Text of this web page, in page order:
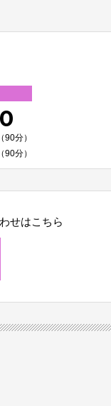
分）
分）
せはこちら